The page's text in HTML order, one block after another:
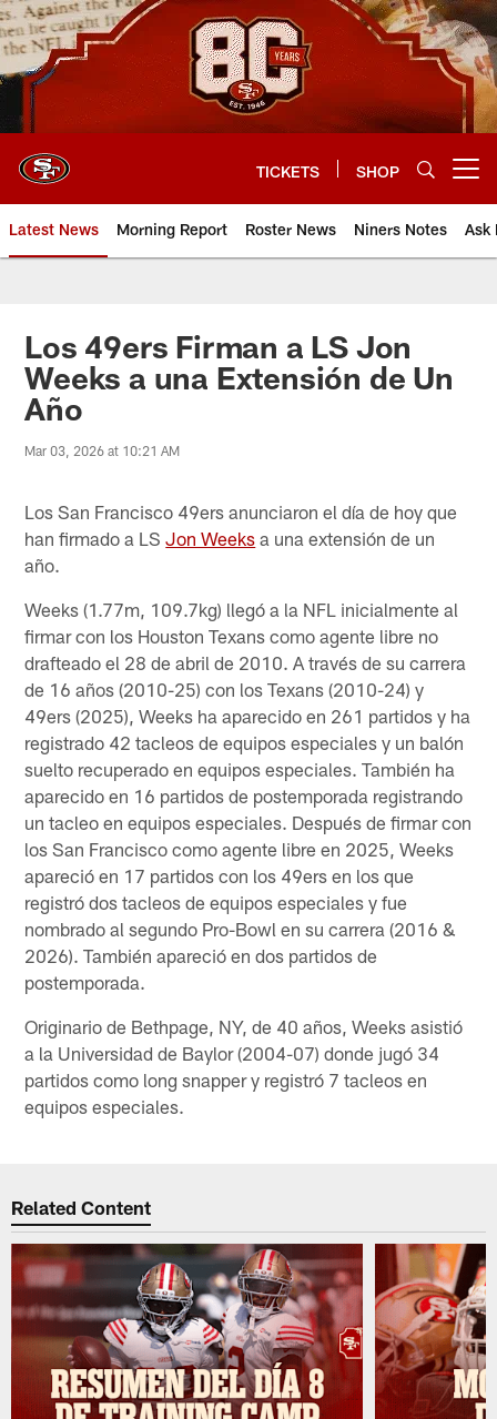
Skip
to
main
content
TICKETS SHOP
Latest News Morning Report Roster News Niners Notes Ask
Los 49ers Firman a LS Jon
Weeks a una Extensión de Un
Año
Mar 03, 2026 at 10:21 AM
Los San Francisco 49ers anunciaron el día de hoy que
han firmado a LSJon Weeks a una extensión de un
año.
Weeks (1.77m, 109.7kg) llegó a la NFL inicialmente al
firmar con los Houston Texans como agente libre no
drafteado el 28 de abril de 2010. A través de su carrera
de 16 años (2010-25) con los Texans (2010-24) y
49ers (2025), Weeks ha aparecido en 261 partidos y ha
registrado 42 tacleos de equipos especiales y un balón
suelto recuperado en equipos especiales. También ha
aparecido en 16 partidos de postemporada registrando
un tacleo en equipos especiales. Después de firmar con
los San Francisco como agente libre en 2025, Weeks
apareció en 17 partidos con los 49ers en los que
registró dos tacleos de equipos especiales y fue
nombrado al segundo Pro-Bowl en su carrera (2016 &
2026). También apareció en dos partidos de
postemporada.
Originario de Bethpage, NY, de 40 años, Weeks asistió
a la Universidad de Baylor (2004-07) donde jugó 34
partidos como long snapper y registró 7 tacleos en
equipos especiales.
Related Content